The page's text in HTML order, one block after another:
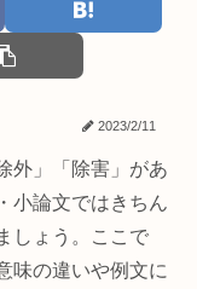
2023/2/11
外」「除害」があ
小論文ではきちん
しょう。ここで
味の違いや例文に